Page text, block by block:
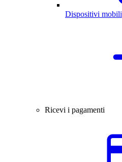
Dispositivi mobili
Ricevi i pagamenti